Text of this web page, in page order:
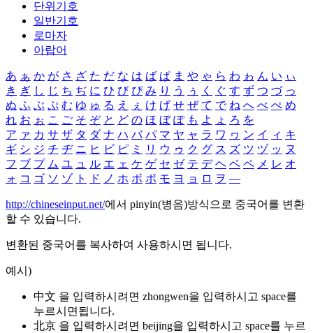
단위기호
일반기호
로마자
아랍어
あ ぁ か が さ ざ た だ な は ば ぱ ま や ゃ ら わ ゎ ん い ぃ
き ぎ し じ ち ぢ に ひ び ぴ み り う ぅ く ぐ す ず つ づ っ
ぬ ふ ぶ ぷ む ゆ ゅ る え ぇ け げ せ ぜ て で ね へ べ ぺ め
れ お ぉ こ ご そ ぞ と ど の ほ ぼ ぽ も よ ょ ろ を
ア ァ カ サ ザ タ ダ ナ ハ バ パ マ ヤ ャ ラ ワ ヮ ン イ ィ キ
ギ シ ジ チ ヂ ニ ヒ ビ ピ ミ リ ウ ゥ ク グ ス ズ ツ ヅ ッ ヌ
フ ブ プ ム ユ ュ ル エ ェ ケ ゲ セ ゼ テ デ ヘ ベ ペ メ レ オ
ォ コ ゴ ソ ゾ ト ド ノ ホ ボ ポ モ ヨ ョ ロ ヲ ―
http://chineseinput.net/에서 pinyin(병음)방식으로 중국어를 변환
할 수 있습니다.
변환된 중국어를 복사하여 사용하시면 됩니다.
예시)
中文 을 입력하시려면 zhongwen을 입력하시고 space를
누르시면됩니다.
北京 을 입력하시려면 beijing을 입력하시고 space를 누르